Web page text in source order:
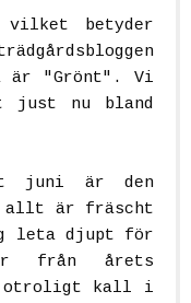
vilket betyder
är "Grönt". Vi
just nu bland
juni är den
allt är fräscht
leta djupt för
från årets
otroligt kall i